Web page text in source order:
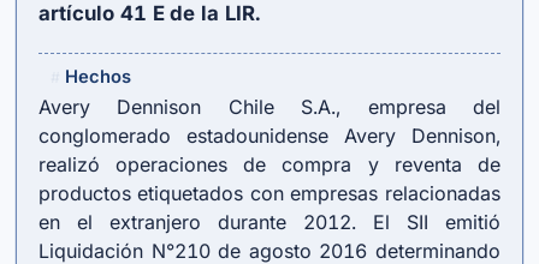
artículo 41 E de la LIR.
Hechos
Avery Dennison Chile S.A., empresa del
conglomerado estadounidense Avery Dennison,
realizó operaciones de compra y reventa de
productos etiquetados con empresas relacionadas
en el extranjero durante 2012. El SII emitió
Liquidación N°210 de agosto 2016 determinando